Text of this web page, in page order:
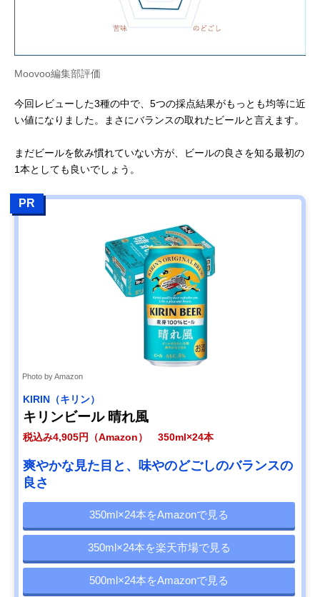
Moovoo編集部評価
今回レビューした3種の中で、5つの採点結果がもっとも均等に近
い値になりました。まさにバランスの取れたビールと言えます。
まだビールを飲み慣れていない方が、ビールの良さを知る最初の
1本としても良いでしょう。
PR
Photo by Amazon
KIRIN（キリン）
キリンビール 晴れ風
税込み4,905円（Amazon） 350ml×24本
爽やかな見た目と、味やのどごしのバランスの
良さ
350ml×24本をAmazonで見る
350ml×24本を楽天市場で見る
500ml×24本をAmazonで見る